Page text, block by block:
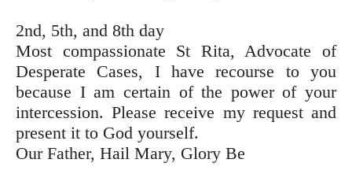
2nd, 5th, and 8th day
Most compassionate St Rita, Advocate of
Desperate Cases, I have recourse to you
because I am certain of the power of your
intercession. Please receive my request and
present it to God yourself.
Our Father, Hail Mary, Glory Be